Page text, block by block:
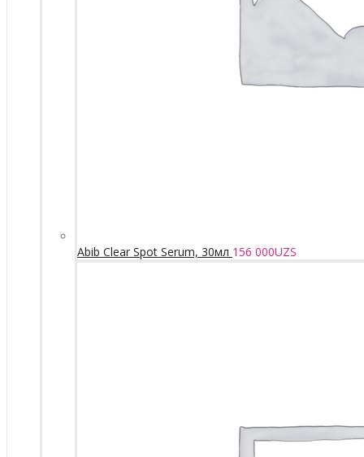
Abib Clear Spot Serum, 30мл 156 000UZS